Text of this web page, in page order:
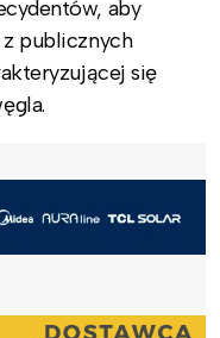
aby
publicznych
się